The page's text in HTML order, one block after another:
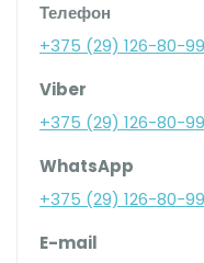
Телефон
+375 (29) 126-80-99
Viber
+375 (29) 126-80-99
WhatsApp
+375 (29) 126-80-99
E-mail